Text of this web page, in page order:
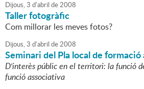
Dijous,3 d'abril de2008
Taller fotogràfic
Com millorar les meves fotos?
Dijous,3 d'abril de2008
Seminari del Pla local de
D'interès públic en el territori: la funció
funció associativa